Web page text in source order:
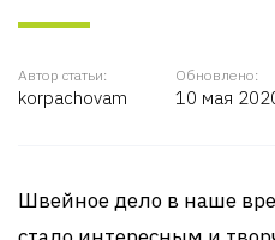
Автор статьи:
korpachovam
Обновлено:
10 мая
Швейное дело в наше